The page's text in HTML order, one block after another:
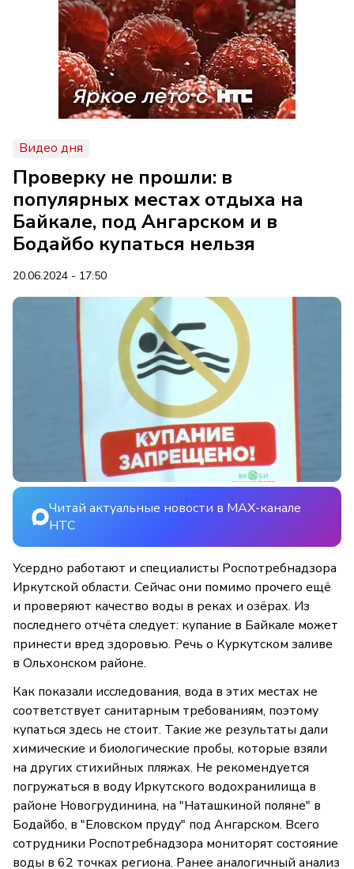
Видео дня
Проверку не прошли: в
популярных местах отдыха на
Байкале, под Ангарском и в
Бодайбо купаться нельзя
20.06.2024 - 17:50
Читай актуальные новости в MAX-канале
НТС
Усердно работают и специалисты Роспотребнадзора
Иркутской области. Сейчас они помимо прочего ещё
и проверяют качество воды в реках и озёрах. Из
последнего отчёта следует: купание в Байкале может
принести вред здоровью. Речь о Куркутском заливе
в Ольхонском районе.
Как показали исследования, вода в этих местах не
соответствует санитарным требованиям, поэтому
купаться здесь не стоит. Такие же результаты дали
химические и биологические пробы, которые взяли
на других стихийных пляжах. Не рекомендуется
погружаться в воду Иркутского водохранилища в
районе Новогрудинина, на "Наташкиной поляне" в
Бодайбо, в "Еловском пруду" под Ангарском. Всего
сотрудники Роспотребнадзора мониторят состояние
воды в 62 точках региона. Ранее аналогичный анализ